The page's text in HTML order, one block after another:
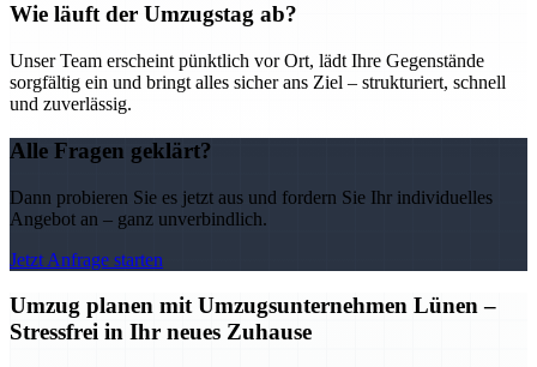
Wie läuft der Umzugstag ab?
Unser Team erscheint pünktlich vor Ort, lädt Ihre Gegenstände
sorgfältig ein und bringt alles sicher ans Ziel – strukturiert, schnell
und zuverlässig.
Alle Fragen geklärt?
Dann probieren Sie es jetzt aus und fordern Sie Ihr individuelles
Angebot an – ganz unverbindlich.
Jetzt Anfrage starten
Umzug planen mit Umzugsunternehmen Lünen –
Stressfrei in Ihr neues Zuhause